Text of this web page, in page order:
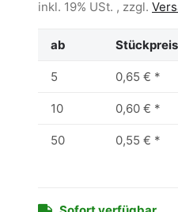
inkl. 19% USt. , zzgl.
ab
5 0,65 € *
10 0,60 € *
50 0,55 € *